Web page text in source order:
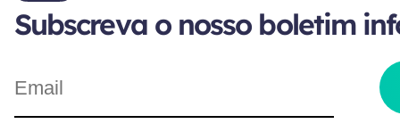
Subscreva o nosso boletim